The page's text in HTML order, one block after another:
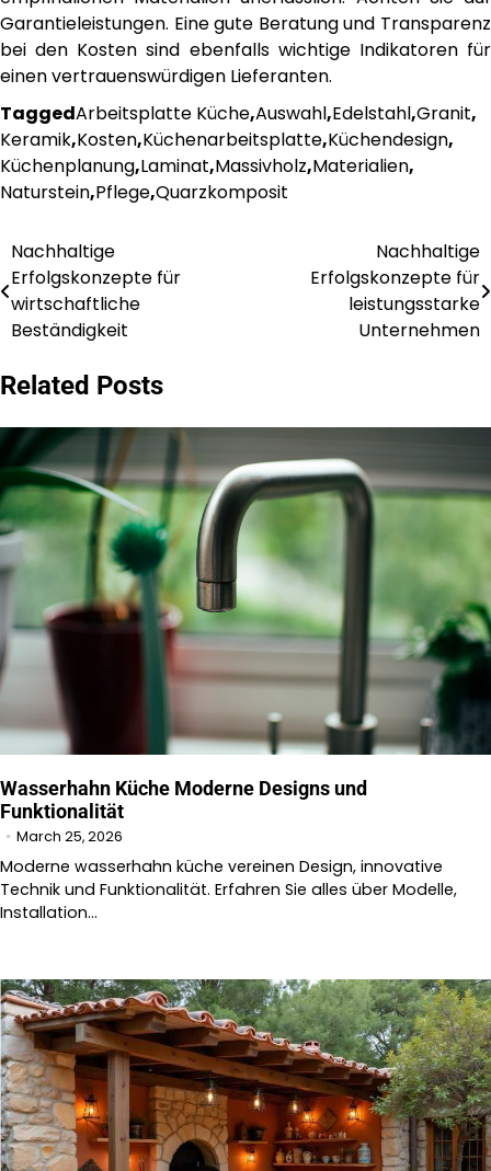
Garantieleistungen. Eine gute Beratung und Transparenz
bei den Kosten sind ebenfalls wichtige Indikatoren für
einen vertrauenswürdigen Lieferanten.
TaggedArbeitsplatte Küche,Auswahl,Edelstahl,Granit,
Keramik,Kosten,Küchenarbeitsplatte,Küchendesign,
Küchenplanung,Laminat,Massivholz,Materialien,
Naturstein,Pflege,Quarzkomposit
Post
navigation
Nachhaltige
Erfolgskonzepte für
wirtschaftliche
Beständigkeit
Nachhaltige
Erfolgskonzepte für
leistungsstarke
Unternehmen
Related Posts
Wasserhahn Küche Moderne Designs und
Funktionalität
March 25, 2026
Moderne wasserhahn küche vereinen Design, innovative
Technik und Funktionalität. Erfahren Sie alles über Modelle,
Installation…